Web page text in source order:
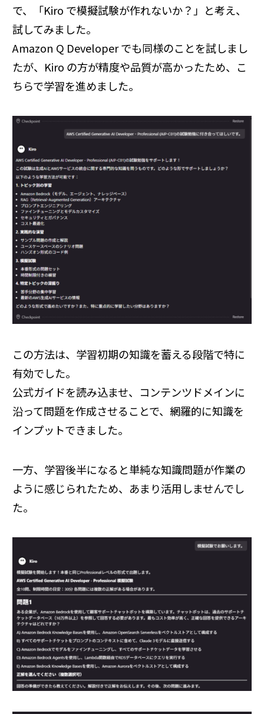
で、「Kiro で模擬試験が作れないか？」と考え、
試してみました。
Amazon Q Developer でも同様のことを試しまし
たが、Kiro の方が精度や品質が高かったため、こ
ちらで学習を進めました。
この方法は、学習初期の知識を蓄える段階で特に
有効でした。
公式ガイドを読み込ませ、コンテンツドメインに
沿って問題を作成させることで、網羅的に知識を
インプットできました。
一方、学習後半になると単純な知識問題が作業の
ように感じられたため、あまり活用しませんでし
た。